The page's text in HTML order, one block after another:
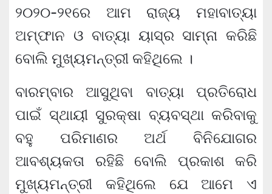
୨୦୨୦-୨୧ରେ ଆମ ରାଜ୍ୟ ମହାବାତ୍ୟା
ଅମ୍ଫାନ ଓ ବାତ୍ୟା ୟାସ୍‌ର ସାମ୍‌ନା କରିଛି
ବୋଲି ମୁଖ୍ୟମନ୍ତ୍ରୀ କହିଥିଲେ ।
ବାରମ୍ବାର ଆସୁଥିବା ବାତ୍ୟା ପ୍ରତିରୋଧ
ପାଇଁ ସ୍ଥାୟୀ ସୁରକ୍ଷା ବ୍ୟବସ୍ଥା କରିବାକୁ
ବହୁ ପରିମାଣର ଅର୍ଥ ବିନିଯୋଗର
ଆବଶ୍ୟକତା ରହିଛି ବୋଲି ପ୍ରକାଶ କରି
ମୁଖ୍ୟମନ୍ତ୍ରୀ କହିଥିଲେ ଯେ ଆମେ ଏ